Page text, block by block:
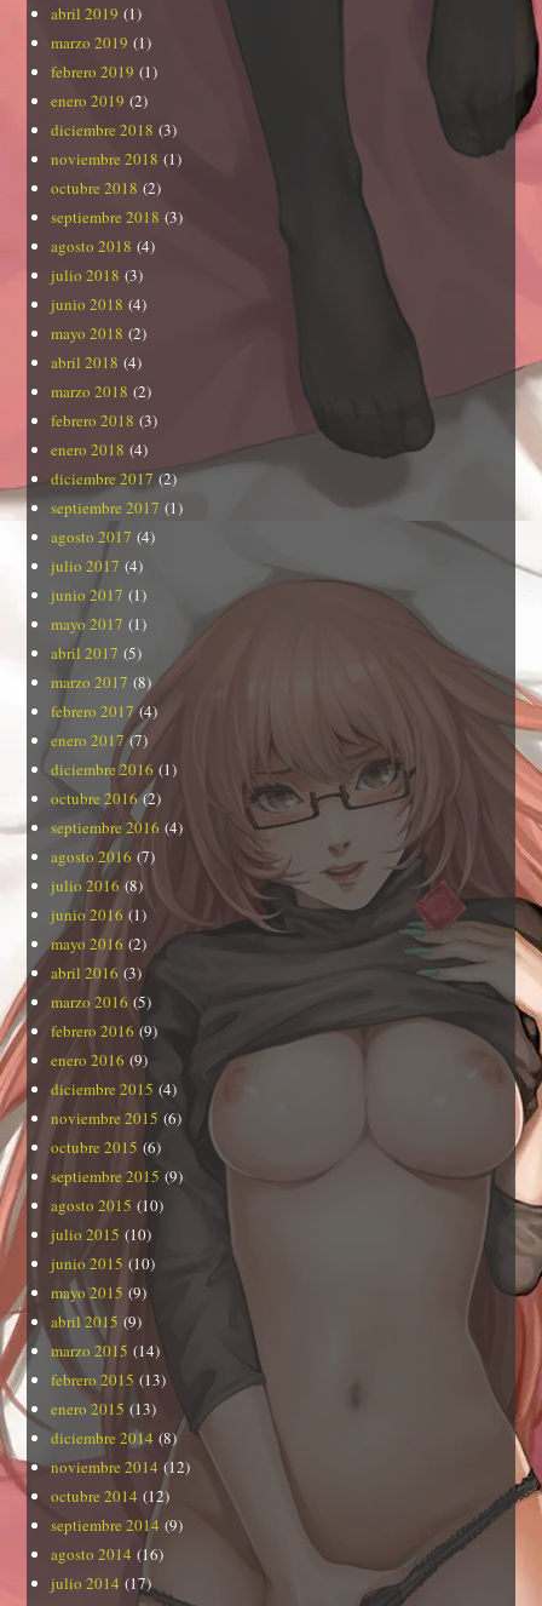
abril 2019 (1)
marzo 2019 (1)
febrero 2019 (1)
enero 2019 (2)
diciembre 2018 (3)
noviembre 2018 (1)
octubre 2018 (2)
septiembre 2018 (3)
agosto 2018 (4)
julio 2018 (3)
junio 2018 (4)
mayo 2018 (2)
abril 2018 (4)
marzo 2018 (2)
febrero 2018 (3)
enero 2018 (4)
diciembre 2017 (2)
septiembre 2017 (1)
agosto 2017 (4)
julio 2017 (4)
junio 2017 (1)
mayo 2017 (1)
abril 2017 (5)
marzo 2017 (8)
febrero 2017(4)
enero 2017(7)
diciembre 2016 (1)
octubre 2016(2)
septiembre 2016 (4)
agosto 2016 (7)
julio 2016 (8)
junio 2016 (1)
mayo 2016 (2)
abril 2016 (3)
marzo 2016 (5)
febrero 2016 (9)
enero 2016 (9)
diciembre 2015 (4)
noviembre 2015 (6)
octubre 2015 (6)
septiembre 2015 (9)
agosto 2015 (10)
julio 2015 (10)
junio 2015 (10)
mayo 2015 (9)
abril 2015 (9)
marzo 2015 (14)
febrero 2015 (13)
enero 2015 (13)
diciembre 2014 (8)
noviembre 2014 (12)
octubre 2014 (12)
septiembre 2014 (9)
agosto 2014 (16)
julio 2014 (17)